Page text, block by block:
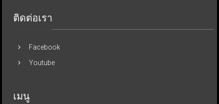
ติดต่อเรา
Facebook
Youtube
เมนู